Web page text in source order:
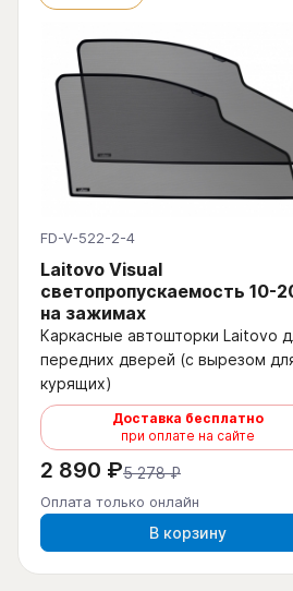
FD-V-522-2-4
Laitovo Visual
светопропускаемость 10-
на зажимах
Каркасные автошторки Laitovo
передних дверей (с вырезом
курящих)
Доставка бесплатно
при оплате на сайте
2 890 ₽5 278 ₽
Оплата только онлайн
В корзину